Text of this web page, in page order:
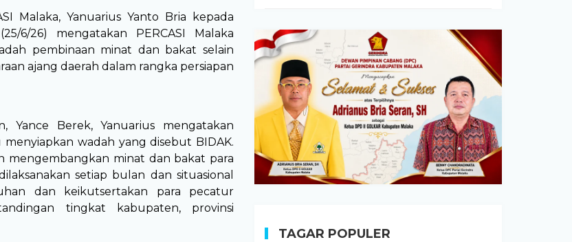
Malaka, Yanuarius Yanto Bria kepada
6/26) mengatakan PERCASI Malaka
pembinaan minat dan bakat selain
ajang daerah dalam rangka persiapan
Yance Berek, Yanuarius mengatakan
wadah yang disebut BIDAK.
mengembangkan minat dan bakat para
setiap bulan dan situasional
dan keikutsertakan para pecatur
tingkat kabupaten, provinsi
TAGAR POPULER